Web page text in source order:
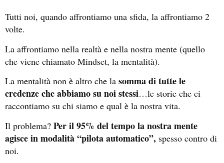
Tutti noi, quando affrontiamo una sfida, la affrontiamo 2
volte.
La affrontiamo nella realtà e nella nostra mente (quello
che viene chiamato Mindset, la mentalità).
La mentalità non è altro che la somma di tutte le
credenze che abbiamo su noi stessi…le storie che ci
raccontiamo su chi siamo e qual è la nostra vita.
Il problema? Per il 95% del tempo la nostra mente
agisce in modalità “pilota automatico”, spesso contro di
noi.